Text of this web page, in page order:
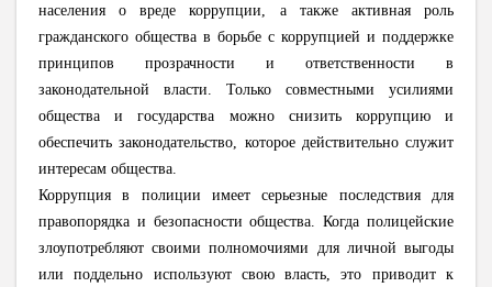
населения о вреде коррупции, а также активная роль
гражданского общества в борьбе с коррупцией и поддержке
принципов прозрачности и ответственности в
законодательной власти. Только совместными усилиями
общества и государства можно снизить коррупцию и
обеспечить законодательство, которое действительно служит
интересам общества.
Коррупция в полиции имеет серьезные последствия для
правопорядка и безопасности общества. Когда полицейские
злоупотребляют своими полномочиями для личной выгоды
или поддельно используют свою власть, это приводит к